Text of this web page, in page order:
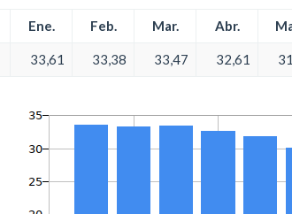
Ene. Feb. Mar. Abr.
33,61 33,38 33,47 32,61